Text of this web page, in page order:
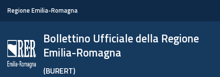
Regione Emilia-Romagna
Bollettino Ufficiale della Regione
Emilia-Romagna
(BURERT)